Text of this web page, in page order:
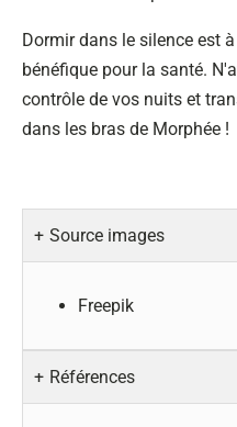
Dormir dans le silence est
bénéfique pour la santé.
contrôle de vos nuits et
dans les bras de Morphée !
Source images
Freepik
Références